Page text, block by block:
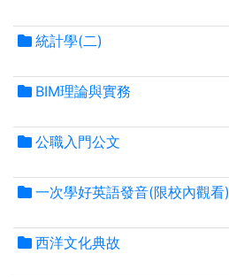
統計學(二)
BIM理論與實務
公職入門公文
一次學好英語發音(限校內觀看)
西洋文化典故